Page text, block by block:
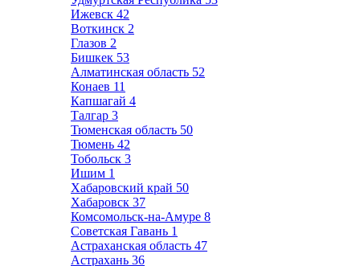
Ижевск 42
Воткинск 2
Глазов 2
Бишкек 53
Алматинская область 52
Конаев 11
Капшагай 4
Талгар 3
Тюменская область 50
Тюмень 42
Тобольск 3
Ишим 1
Хабаровский край 50
Хабаровск 37
Комсомольск-на-Амуре 8
Советская Гавань 1
Астраханская область 47
Астрахань 36